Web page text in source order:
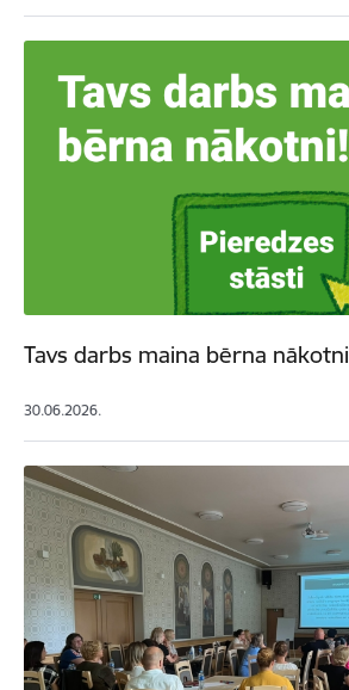
Tavs darbs maina bērna nākotni
30.06.2026.